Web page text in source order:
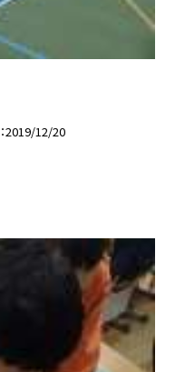
2019/12/20